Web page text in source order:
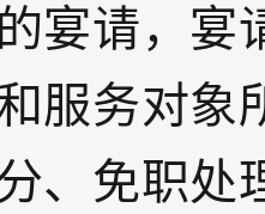
宴请，宴
服务对象
、免职处